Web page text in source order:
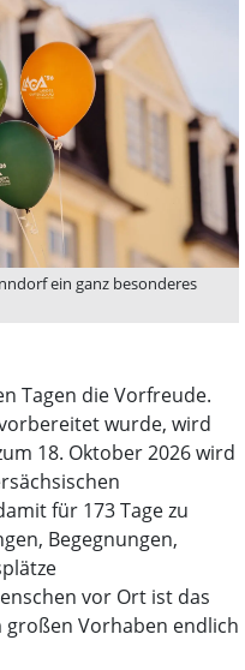
ein ganz besonderes
Tagen die Vorfreude.
wurde, wird
18. Oktober 2026 wird
für 173 Tage zu
Begegnungen,
vor Ort ist das
Vorhaben endlich